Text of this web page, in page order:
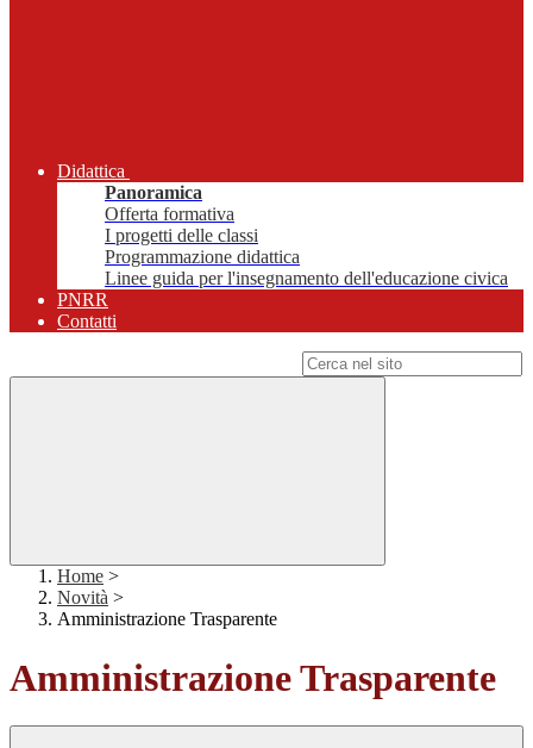
Didattica
Panoramica
Offerta formativa
I progetti delle classi
Programmazione didattica
Linee guida per l'insegnamento dell'educazione civica
PNRR
Contatti
Home >
Novità >
Amministrazione Trasparente
Amministrazione Trasparente